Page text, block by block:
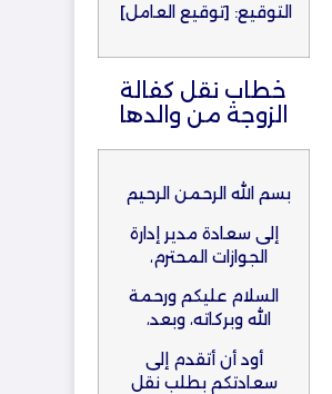
التوقيع: [توقيع العامل]
خطاب نقل كفالة
الزوجة من والدها​
بسم الله الرحمن الرحيم
إلى سعادة مدير إدارة
الجوازات المحترم،
السلام عليكم ورحمة
الله وبركاته، وبعد،
أود أن أتقدم إلى
سعادتكم بطلب نقل